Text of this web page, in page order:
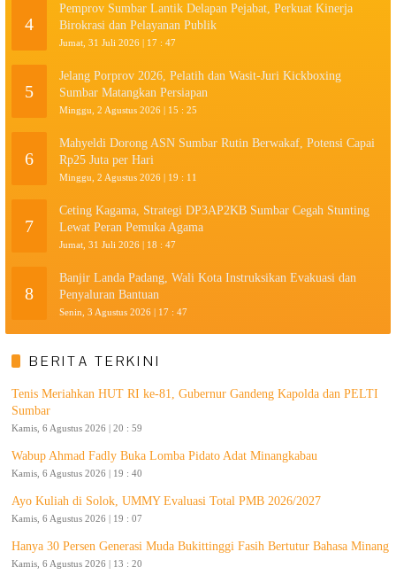
4
Pemprov Sumbar Lantik Delapan Pejabat, Perkuat Kinerja
Birokrasi dan Pelayanan Publik
Jumat, 31 Juli 2026 | 17 : 47
5
Jelang Porprov 2026, Pelatih dan Wasit-Juri Kickboxing
Sumbar Matangkan Persiapan
Minggu, 2 Agustus 2026 | 15 : 25
6
Mahyeldi Dorong ASN Sumbar Rutin Berwakaf, Potensi Capai
Rp25 Juta per Hari
Minggu, 2 Agustus 2026 | 19 : 11
7
Ceting Kagama, Strategi DP3AP2KB Sumbar Cegah Stunting
Lewat Peran Pemuka Agama
Jumat, 31 Juli 2026 | 18 : 47
8
Banjir Landa Padang, Wali Kota Instruksikan Evakuasi dan
Penyaluran Bantuan
Senin, 3 Agustus 2026 | 17 : 47
BERITA TERKINI
Tenis Meriahkan HUT RI ke-81, Gubernur Gandeng Kapolda dan PELTI
Sumbar
Kamis, 6 Agustus 2026 | 20 : 59
Wabup Ahmad Fadly Buka Lomba Pidato Adat Minangkabau
Kamis, 6 Agustus 2026 | 19 : 40
Ayo Kuliah di Solok, UMMY Evaluasi Total PMB 2026/2027
Kamis, 6 Agustus 2026 | 19 : 07
Hanya 30 Persen Generasi Muda Bukittinggi Fasih Bertutur Bahasa Minang
Kamis, 6 Agustus 2026 | 13 : 20